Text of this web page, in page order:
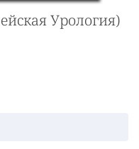
Урология)